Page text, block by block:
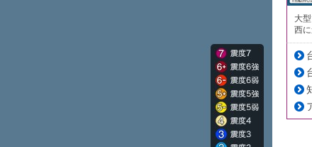
大
西